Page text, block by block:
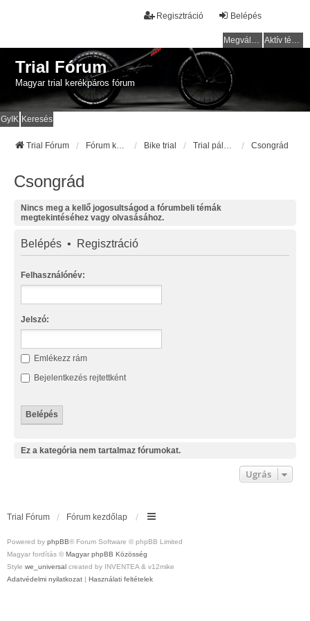
Belépés
Regisztráció
Megválaszolatlan témák Aktív témák
Trial Fórum
Magyar trial kerékpáros fórum
GyIK Keresés
Trial Fórum Bike trial Csongrád
Csongrád
Nincs meg a kellő jogosultságod a fórumbeli témák
megtekintéséhez vagy olvasásához.
Belépés • Regisztráció
Felhasználónév:
Jelszó:
Emlékezz rám
Bejelentkezés rejtettként
Ez a kategória nem tartalmaz fórumokat.
Ugrás
Trial Fórum Fórum kezdőlap
Powered by phpBB® Forum Software © phpBB Limited
Magyar fordítás © Magyar phpBB Közösség
Style we_universal created by INVENTEA & v12mike
Adatvédelmi nyilatkozat | Használati feltételek